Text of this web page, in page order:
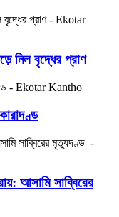
নিল বৃদ্ধের প্রাণ
আসামি সাব্বিরের